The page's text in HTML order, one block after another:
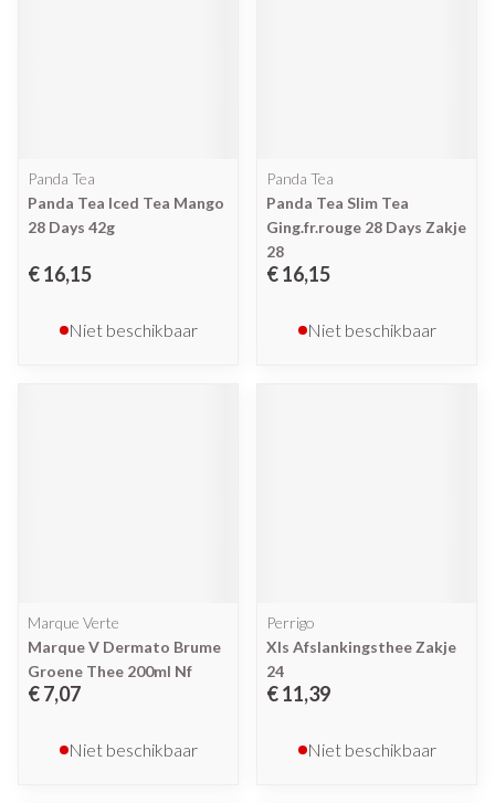
Panda Tea
Panda Tea Iced Tea Mango
28 Days 42g
€ 16,15
Niet beschikbaar
Panda Tea
Panda Tea Slim Tea
Ging.fr.rouge 28 Days Zakje
28
€ 16,15
Niet beschikbaar
Marque Verte
Marque V Dermato Brume
Groene Thee 200ml Nf
€ 7,07
Niet beschikbaar
Perrigo
Xls Afslankingsthee Zakje
24
€ 11,39
Niet beschikbaar